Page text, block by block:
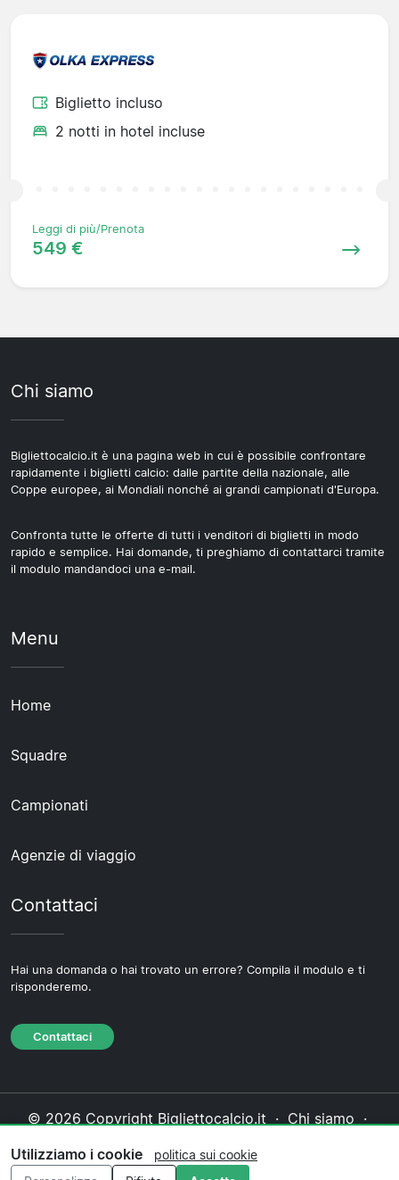
Biglietto incluso
2 notti in hotel incluse
Leggi di più/Prenota
549 €
Chi siamo
Bigliettocalcio.it è una pagina web in cui è possibile confrontare
rapidamente i biglietti calcio: dalle partite della nazionale, alle
Coppe europee, ai Mondiali nonché ai grandi campionati d'Europa.
Confronta tutte le offerte di tutti i venditori di biglietti in modo
rapido e semplice. Hai domande, ti preghiamo di contattarci tramite
il modulo mandandoci una e-mail.
Menu
Home
Squadre
Campionati
Agenzie di viaggio
Contattaci
Hai una domanda o hai trovato un errore? Compila il modulo e ti
risponderemo.
Contattaci
© 2026 Copyright Bigliettocalcio.it · Chi siamo ·
cookie·Politica editoriale
Utilizziamo i cookie
politica sui cookie